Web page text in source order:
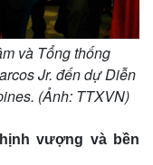
và Tổng thống
Jr. đến dự Diễn
(Ảnh: TTXVN)
vượng và bền